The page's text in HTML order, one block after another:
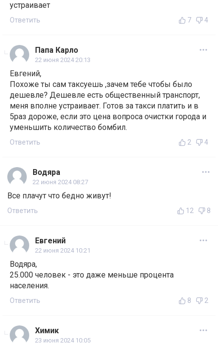
устраивает
Ответить 7 4
Папа Карло
22 июня 2024 20:13
Евгений,
Похоже ты сам таксуешь ,зачем тебе чтобы было
дешевле? Дешевле есть общественный транспорт,
меня вполне устраивает. Готов за такси платить и в
5раз дороже, если это цена вопроса очистки города и
уменьшить количество бомбил.
Ответить 2 4
Водяра
22 июня 2024 08:27
Все плачут что бедно живут!
Ответить 12 8
Евгений
22 июня 2024 10:21
Водяра,
25.000 человек - это даже меньше процента
населения.
Ответить 8 2
Химик
23 июня 2024 10:05